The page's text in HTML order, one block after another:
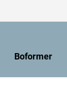
Boformer